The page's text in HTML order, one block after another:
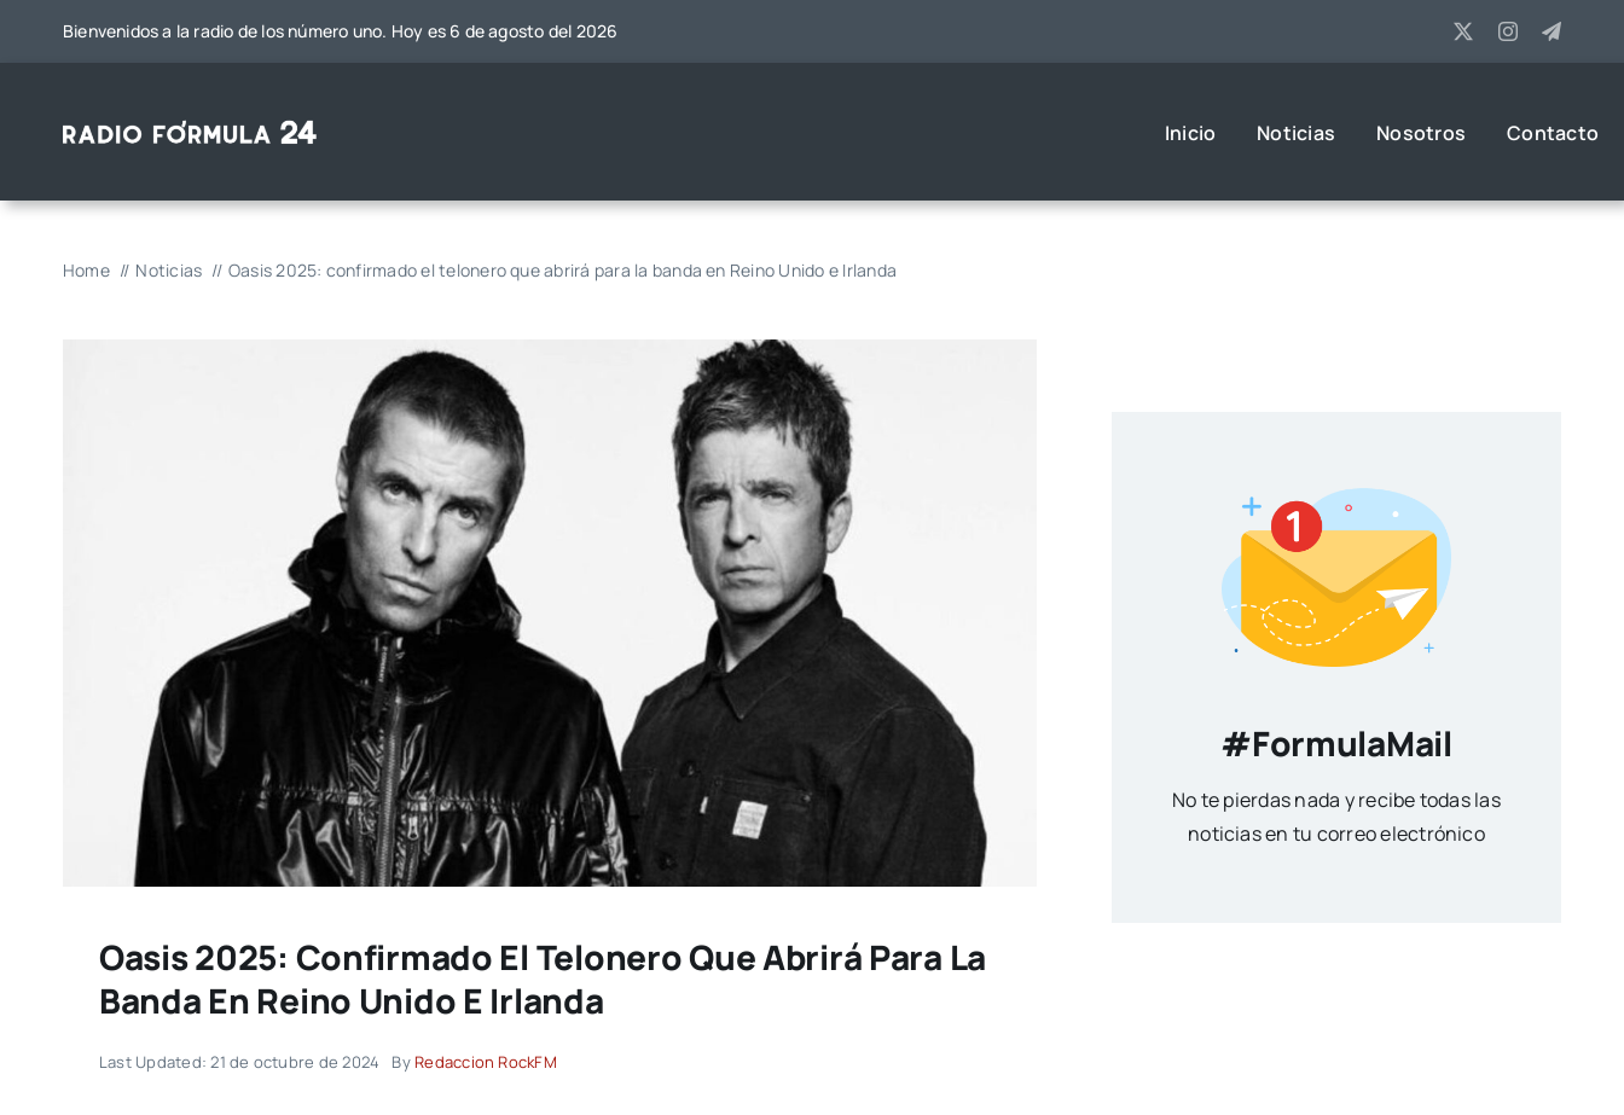
Bienvenidos a la radio de los número uno. Hoy es 6 de agosto del 2026
Inicio Noticias Nosotros Contacto
Home Noticias Oasis 2025: confirmado el telonero que abrirá para la banda en Reino Unido e Irlanda
Oasis 2025: Confirmado El Telonero Que Abrirá Para La
Banda En Reino Unido E Irlanda
Last Updated: 21 de octubre de 2024 By Redaccion RockFM
#FormulaMail
No te pierdas nada y recibe todas las
noticias en tu correo electrónico